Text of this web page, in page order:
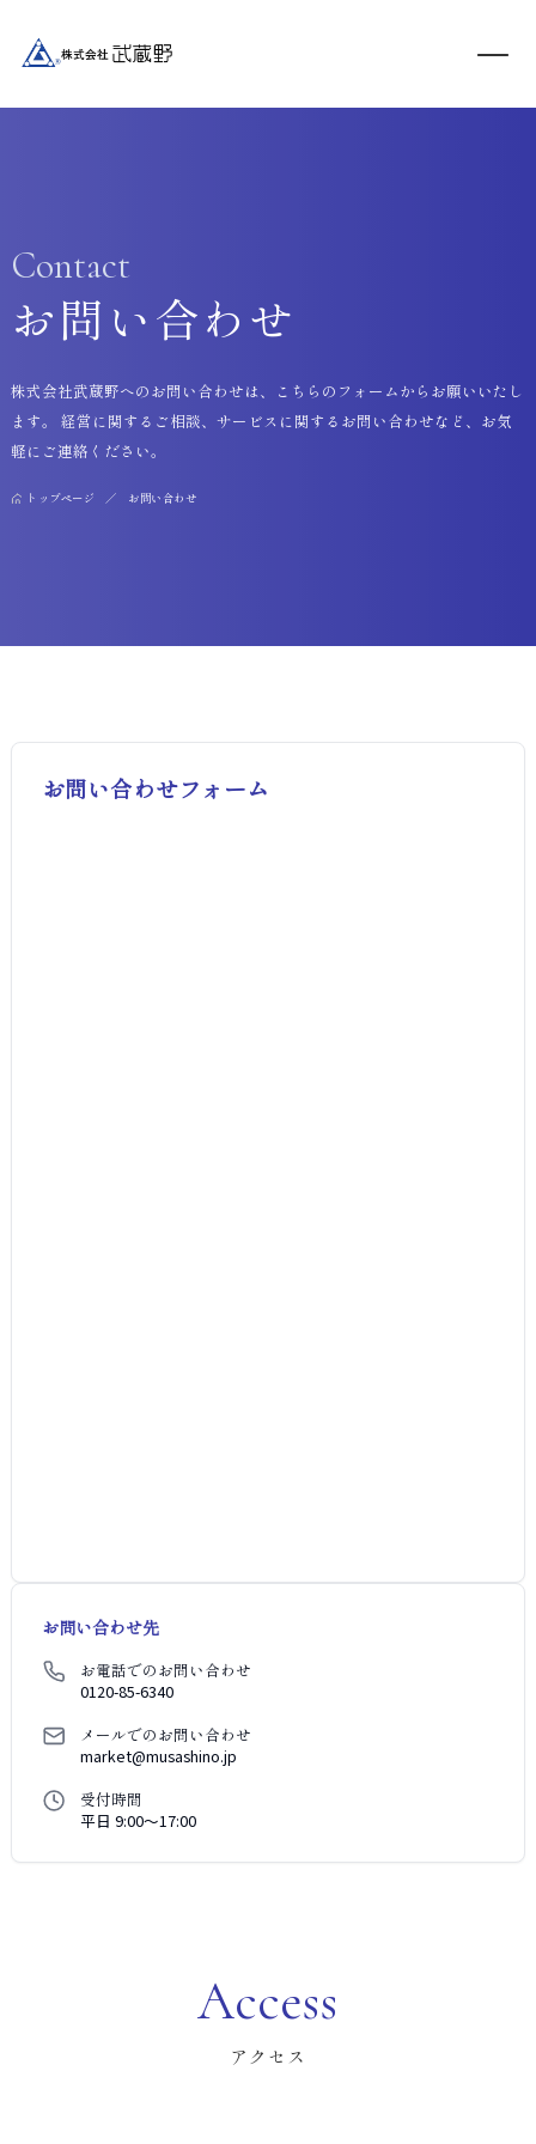
Contact
お問い合わせ
トップページ お問い合わせ
株式会社武蔵野へのお問い合わせは、こちらのフォームからお願いいたし
ます。 経営に関するご相談、サービスに関するお問い合わせなど、お気
軽にご連絡ください。
お問い合わせフォーム
お問い合わせ先
お電話でのお問い合わせ
0120-85-6340
メールでのお問い合わせ
market@musashino.jp
受付時間
平日 9:00〜17:00
Access
アクセス